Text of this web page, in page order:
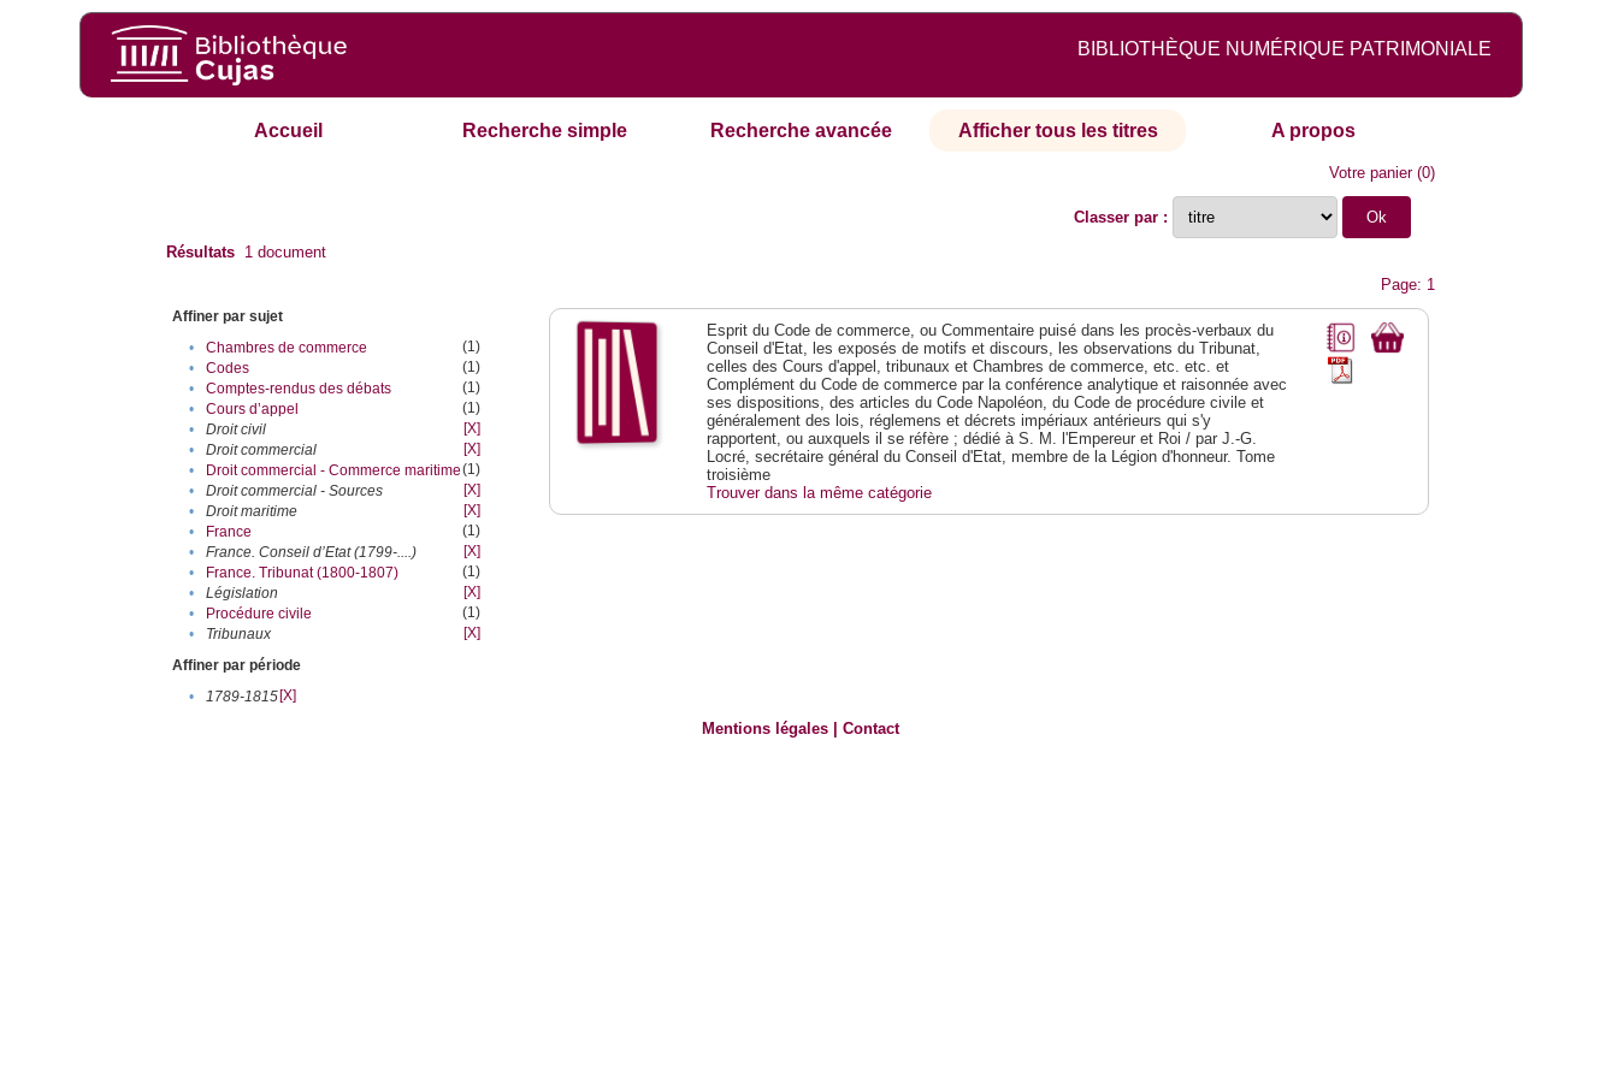
BIBLIOTHÈQUE NUMÉRIQUE PATRIMONIALE
Accueil Recherche simple Recherche avancée Afficher tous les titres A propos
Votre panier(0)
Classer par :
Résultats 1 document
Page: 1
Affiner par sujet
•
Chambres de commerce
(1)
•
Codes
(1)
•
Comptes-rendus des débats
(1)
•
Cours d’appel
(1)
•
Droit civil
[X]
•
Droit commercial
[X]
•
Droit commercial - Commerce maritime(1)
•
Droit commercial - Sources
[X]
•
Droit maritime
[X]
•
France
(1)
•
France. Conseil d’Etat (1799-....)
[X]
•
France. Tribunat (1800-1807)
(1)
•
Législation
[X]
•
Procédure civile
(1)
•
Tribunaux
[X]
Affiner par période
•
1789-1815[X]
Esprit du Code de commerce, ou Commentaire puisé dans les procès-verbaux du
Conseil d'Etat, les exposés de motifs et discours, les observations du Tribunat,
celles des Cours d'appel, tribunaux et Chambres de commerce, etc. etc. et
Complément du Code de commerce par la conférence analytique et raisonnée avec
ses dispositions, des articles du Code Napoléon, du Code de procédure civile et
généralement des lois, réglemens et décrets impériaux antérieurs qui s'y
rapportent, ou auxquels il se réfère ; dédié à S. M. l'Empereur et Roi / par J.-G.
Locré, secrétaire général du Conseil d'Etat, membre de la Légion d'honneur. Tome
troisième
Trouver dans la même catégorie
Mentions légales |Contact